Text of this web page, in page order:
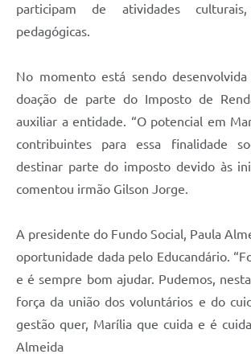
participam de atividades
pedagógicas.
No momento está sendo
doação de parte do Imposto de
auxiliar a entidade. “O potencial em
contribuintes para essa finalidade
destinar parte do imposto devido às
comentou irmão Gilson Jorge.
A presidente do Fundo Social, Paula
oportunidade dada pelo Educandário.
e é sempre bom ajudar. Pudemos,
força da união dos voluntários e do
gestão quer, Marília que cuida e é
Almeida